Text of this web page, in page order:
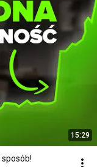
15:29